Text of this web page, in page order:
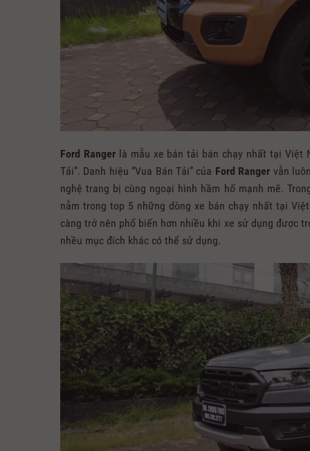
Ford Rangerlà mẫu xe bán tải bán chạy nhất tại Việt
Tải”. Danh hiệu “Vua Bán Tải” của Ford Ranger vẫn
nghệ trang bị cùng ngoại hình hầm hố mạnh mẽ.
nằm trong top 5 những dòng xe bán chạy nhất tại
càng trở nên phổ biến hơn nhiều khi xe sử dụng được
nhều mục đích khác có thể sử dụng.